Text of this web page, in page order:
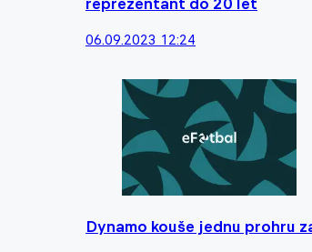
reprezentant do 20 let
06.09.2023 12:24
Dynamo kouše jednu prohru